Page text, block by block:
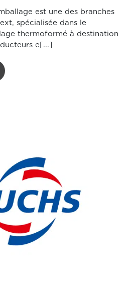
est une des branches
spécialisée dans le
thermoformé à destination
e[...]